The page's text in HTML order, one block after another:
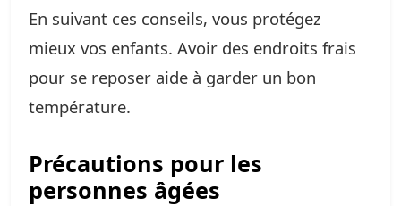
En suivant ces conseils, vous protégez
mieux vos enfants. Avoir des endroits frais
pour se reposer aide à garder un bon
température.
Précautions pour les
personnes âgées